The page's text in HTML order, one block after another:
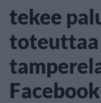
tekee
toteuttaa